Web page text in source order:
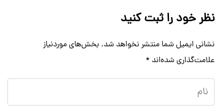
نظر خود را ثبت کنید
نشانی ایمیل شما منتشر نخواهد شد. بخش‌های موردنیاز
علامت‌گذاری شده‌اند *